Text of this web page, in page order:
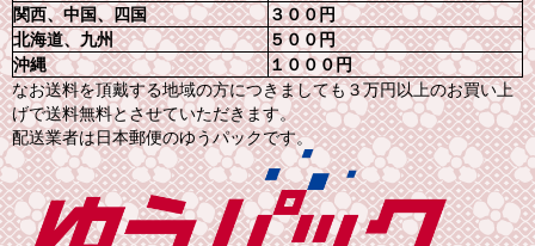
関西、中国、四国
３００円
北海道、九州
５００円
沖縄
１０００円
なお送料を頂戴する地域の方につきましても３万円以上のお買い上
げで送料無料とさせていただきます。
配送業者は日本郵便のゆうパックです。